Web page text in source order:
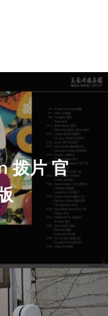
拨片 官